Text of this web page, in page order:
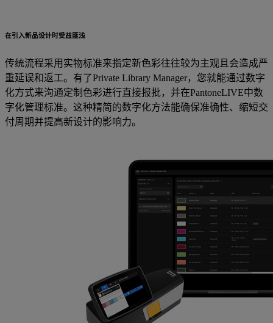
在引入新品设计时受益匪浅
传统流程采用实物标准来指定新色彩往往较为主观且会造成严
重延误和返工。有了Private Library Manager，您就能通过数字
化方式来沟通定制色彩进行直接报批，并在PantoneLIVE中数
字化管理标准。这种精简的数字化方法能确保准确性、缩短交
付周期并提高新设计的影响力。